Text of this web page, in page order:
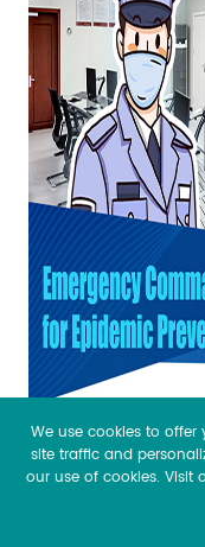
We use cookies to offer
site traffic and
our use of cookies. Visit